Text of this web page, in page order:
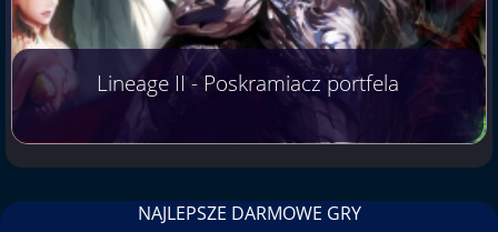
Lineage II - Poskramiacz portfela
NAJLEPSZE DARMOWE GRY